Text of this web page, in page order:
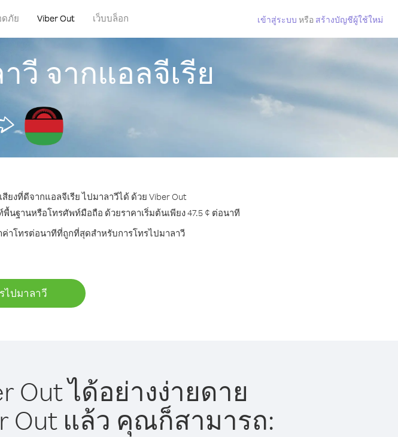
ดภัย Viber Out เว็บบล็อก เข้าสู่ระบบ หรือ สร้างบัญชีผู้ใช้ใหม่
วี จากแอลจีเรีย
ที่ดีจากแอลจีเรีย ไปมาลาวีได้ ด้วย Viber Out
ฐานหรือโทรศัพท์มือถือ ด้วยราคาเริ่มต้นเพียง 47.5 ¢ ต่อนาที
าโทรต่อนาทีที่ถูกที่สุดสำหรับการโทรไปมาลาวี
ไปมาลาวี
Out ได้อย่างง่ายดาย
Out แล้ว คุณก็สามารถ: